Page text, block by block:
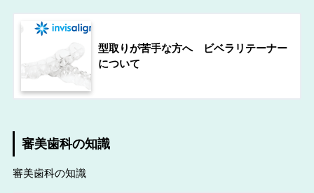
型取りが苦手な方へ ビベラリテーナー
について
審美歯科の知識
審美歯科の知識